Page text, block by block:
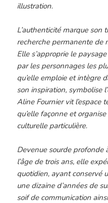
illustration.
L’authenticité marque son
recherche permanente de
Elle s’approprie le
par les personnages les
qu’elle emploie et intègre
son inspiration, symbolise
Aline Fournier vit l’espace
qu’elle façonne et
culturelle particulière.
Devenue sourde profonde
l’âge de trois ans, elle
quotidien, ayant conservé
une dizaine d’années de
soif de communication